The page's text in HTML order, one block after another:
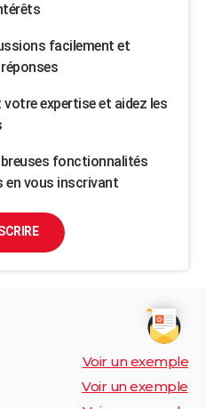
facilement et
expertise et aidez les
fonctionnalités
en vous inscrivant
Voir un exemple
Voir un exemple